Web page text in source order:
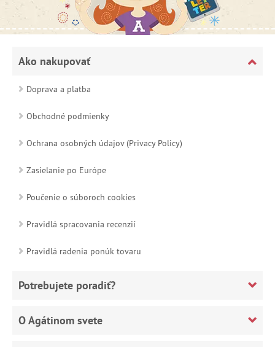
Ako nakupovať
Doprava a platba
Obchodné podmienky
Ochrana osobných údajov (Privacy Policy)
Zasielanie po Európe
Poučenie o súboroch cookies
Pravidlá spracovania recenzií
Pravidlá radenia ponúk tovaru
Potrebujete poradiť?
O Agátinom svete